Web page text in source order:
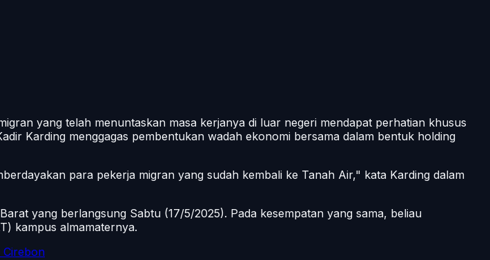
yang telah menuntaskan masa kerjanya di luar negeri mendapat perhatian khusus
Karding menggagas pembentukan wadah ekonomi bersama dalam bentuk holding
para pekerja migran yang sudah kembali ke Tanah Air," kata Karding dalam
yang berlangsung Sabtu (17/5/2025). Pada kesempatan yang sama, beliau
kampus almamaternya.